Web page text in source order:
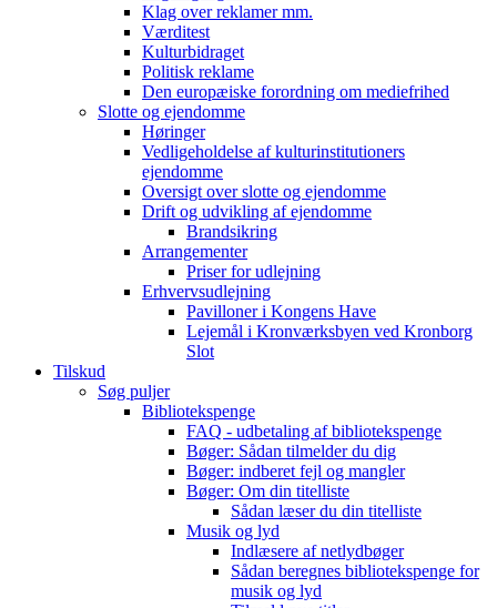
Klag over reklamer mm.
Værditest
Kulturbidraget
Politisk reklame
Den europæiske forordning om mediefrihed
Slotte og ejendomme
Høringer
Vedligeholdelse af kulturinstitutioners
ejendomme
Oversigt over slotte og ejendomme
Drift og udvikling af ejendomme
Brandsikring
Arrangementer
Priser for udlejning
Erhvervsudlejning
Pavilloner i Kongens Have
Lejemål i Kronværksbyen ved Kronborg
Slot
Tilskud
Søg puljer
Bibliotekspenge
FAQ - udbetaling af bibliotekspenge
Bøger: Sådan tilmelder du dig
Bøger: indberet fejl og mangler
Bøger: Om din titelliste
Sådan læser du din titelliste
Musik og lyd
Indlæsere af netlydbøger
Sådan beregnes bibliotekspenge for
musik og lyd